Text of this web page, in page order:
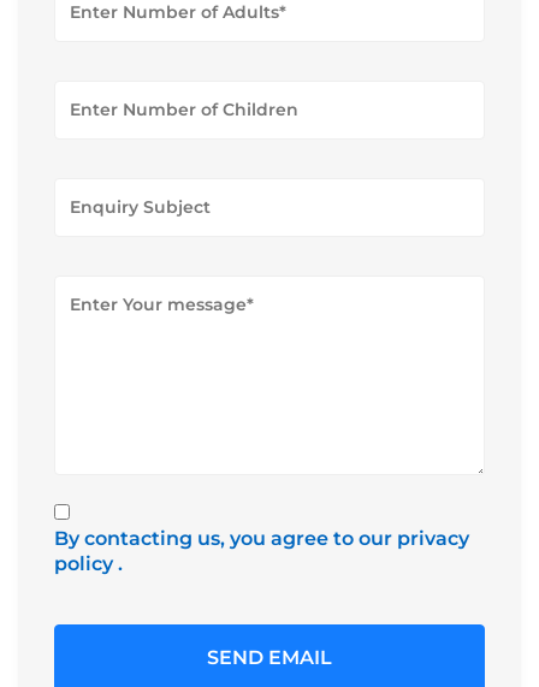
By contacting us, you agree to our privacy
policy.